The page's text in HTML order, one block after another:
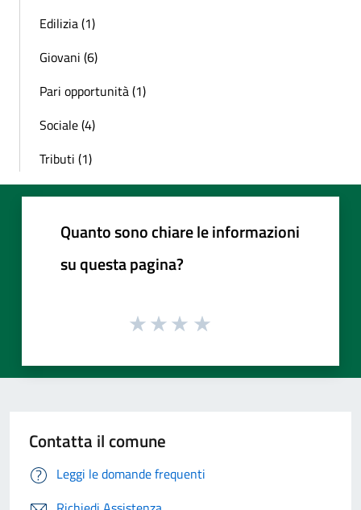
Edilizia (1)
Giovani (6)
Pari opportunità (1)
Sociale (4)
Tributi (1)
Quanto sono chiare le informazioni
su questa pagina?
Contatta il comune
Leggi le domande frequenti